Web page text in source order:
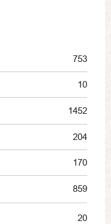
753
10
1452
204
170
859
20